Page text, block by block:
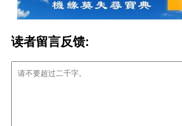
读者留言反馈: